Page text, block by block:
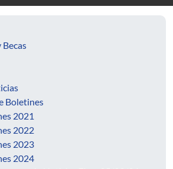
Boletines
2021
2022
2023
2024